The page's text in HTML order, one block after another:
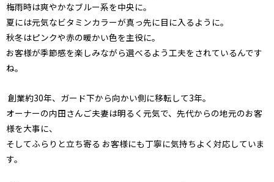
梅雨時は爽やかなブルー系を中央に。
夏には元気なビタミンカラーが真っ先に目に入るように。
秋冬はピンクや赤の暖かい色を主役に。
お客様が季節感を楽しみながら選べるよう工夫をされているんです
ね。
創業約30年、ガード下から向かい側に移転して3年。
オーナーの内田さんご夫妻は明るく元気で、先代からの地元のお客
様を大事に、
そしてふらりと立ち寄る お客様にも丁寧に気持ちよく対応していま
す。